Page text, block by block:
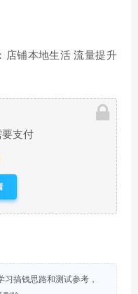
要支付
搞钱思路和测试参考，